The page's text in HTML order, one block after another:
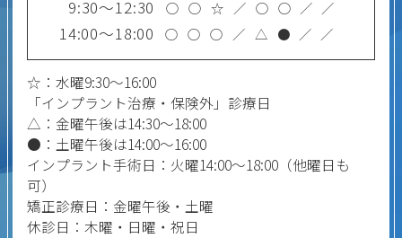
9:30～12:30 ○ ○ ☆ ／ ○ ○ ／ ／
14:00～18:00 ○ ○ ○ ／ △ ● ／ ／
☆：水曜9:30～16:00
「インプラント治療・保険外」診療日
△：金曜午後は14:30～18:00
●：土曜午後は14:00～16:00
インプラント手術日：火曜14:00～18:00（他曜日も
可）
矯正診療日：金曜午後・土曜
休診日：木曜・日曜・祝日